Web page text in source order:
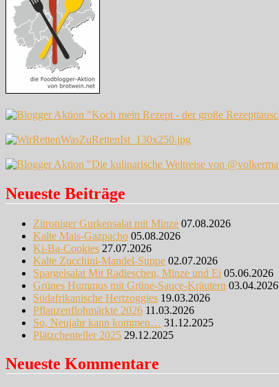
Neueste Beiträge
Zitroniger Gurkensalat mit Minze 07.08.2026
Kalte Mais-Gazpacho 05.08.2026
Ki-Ba-Cookies 27.07.2026
Kalte Zucchini-Mandel-Suppe 02.07.2026
Spargelsalat Mit Radieschen, Minze und Ei 05.06.2026
Grünes Hummus mit Grüne-Sauce-Kräutern 03.04.2026
Südafrikanische Hertzoggies 19.03.2026
Pflanzenflohmärkte 2026 11.03.2026
So, Neujahr kann kommen… 31.12.2025
Plätzchenteller 2025 29.12.2025
Neueste Kommentare